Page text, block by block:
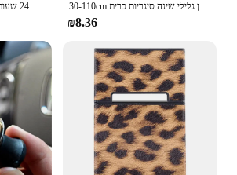
תחליפי סיגריות חדש מנטה מקל ניקוטין נטולת נשימה בסיוע עישון הפסקת עישון נייד 24 שעות ביממה גברים מתנה מתנה 30-110cm מצחיק עישון גלילי שינה סיגריות כרית Smulation בפלאש צעצועי אופנה החבר מתנת יום הולדת
₪8.36